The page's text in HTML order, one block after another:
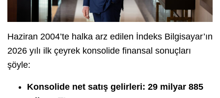
Haziran 2004’te halka arz edilen İndeks Bilgisayar’ın
2026 yılı ilk çeyrek konsolide finansal sonuçları
şöyle:
Konsolide net satış gelirleri: 29 milyar 885